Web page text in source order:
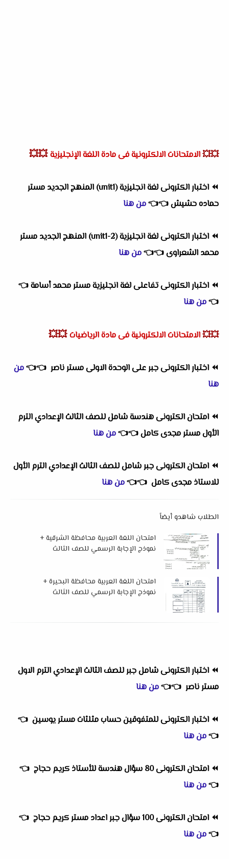
💥💥الامتحانات الالكترونية فى مادة اللغة الإنجليزية 💥💥
⏪
اختبار الكترونى لغة انجليزية (unit1) المنهج الجديد مستر
حماده حشيش👈
👈من هنا
⏪
اختبار الكترونى لغة انجليزية (2-unit1) المنهج الجديد مستر
محمد الشعراوى👈
👈من هنا
⏪ اختبار الكترونى تفاعلى لغة انجليزية مستر محمد أسامة👈
👈من هنا
💥💥الامتحانات الالكترونية فى مادة الرياضيات 💥💥
⏪ اختبار الكترونى جبر على الوحدة الاولى مستر ناصر 👈
👈من
هنا
⏪ امتحان الكترونى هندسة شامل للصف الثالث الإعدادي الترم
الأول مستر مجدى كامل👈
👈من هنا
⏪ امتحان الكترونى جبر شامل للصف الثالث الإعدادي الترم الأول
للاستاذ مجدى كامل 👈
👈من هنا
الطلاب شاهدو أيضاً
امتحان اللغة العربية محافظة الشرقية +
نموذج الإجابة الرسمي للصف الثالث
امتحان اللغة العربية محافظة البحيرة +
نموذج الإجابة الرسمي للصف الثالث
⏪ اختبار الكترونى شامل جبر للصف الثالث الإعدادي الترم الاول
مستر ناصر 👈
👈من هنا
⏪ اختبار الكترونى للمتفوقين حساب مثلثات مستر يوسين 👈
👈من هنا
⏪ امتحان الكترونى 80 سؤال هندسة للأستاذ كريم حجاج
👈
👈من هنا
⏪ امتحان الكترونى 100 سؤال جبر اعداد مستر كريم حجاج
👈
👈من هنا